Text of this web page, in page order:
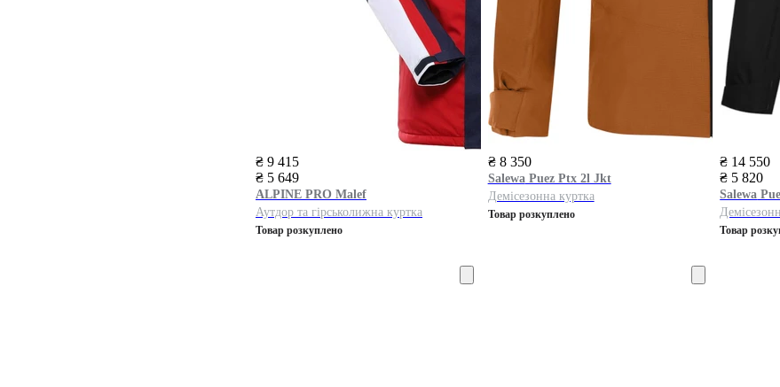
₴ 9 415
₴ 5 649
ALPINE PRO Malef
Аутдор та гірськолижна куртка
Товар розкуплено
₴ 8 350
Salewa Puez Ptx 2l Jkt
Демісезонна куртка
Товар розкуплено
₴ 14 550
₴ 5 820
Salewa
Товар